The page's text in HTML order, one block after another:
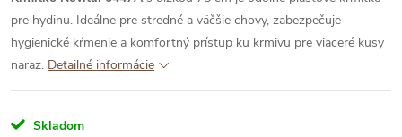
pre hydinu. Ideálne pre stredné a väčšie chovy, zabezpečuje
hygienické kŕmenie a komfortný prístup ku krmivu pre viaceré kusy
naraz. Detailné informácie
Skladom